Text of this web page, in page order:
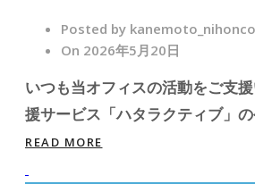
Posted by
On 2026年5月20日
いつも当オフィスの活動をご支
援サービス「ハタラクティブ」
READ MORE